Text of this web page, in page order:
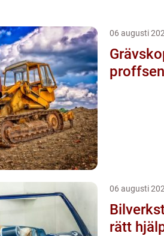
06 augusti
Grävskopa
06 augusti
Bilverkstad i
rätt